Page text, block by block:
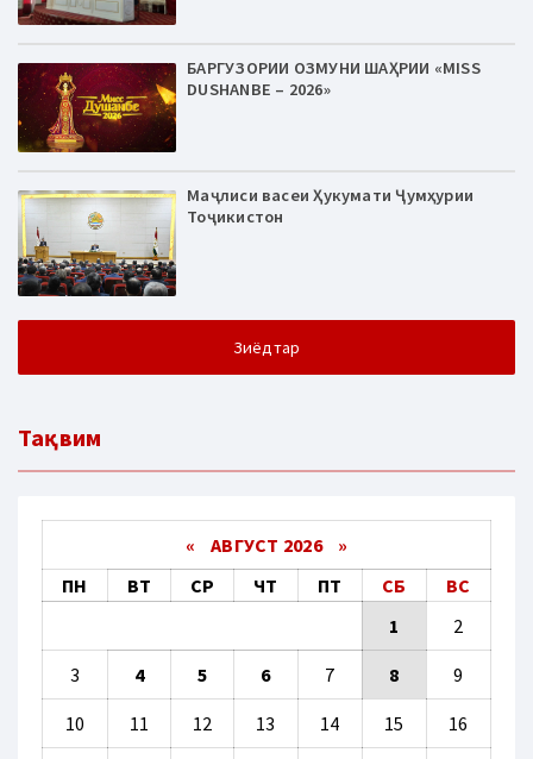
БАРГУЗОРИИ ОЗМУНИ ШАҲРИИ «MISS
DUSHANBE – 2026»
Маҷлиси васеи Ҳукумати Ҷумҳурии
Тоҷикистон
Зиёдтар
Тақвим
« АВГУСТ 2026 »
ПН
ВТ СР ЧТ ПТ СБ
ВС
1
2
3 4 5 6 7 8 9
10 11 12 13 14 15 16